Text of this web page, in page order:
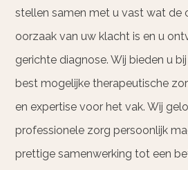
stellen samen met u vast wat de
oorzaak van uw klacht is en u
gerichte diagnose. Wij bieden u
best mogelijke therapeutische
en expertise voor het vak. Wij
professionele zorg persoonlijk
prettige samenwerking tot een